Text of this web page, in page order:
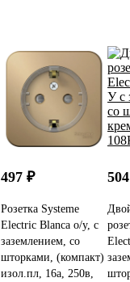
497 ₽
Розетка Systeme
Electric Blanca о/у, с
заземлением, со
шторками, (компакт)
изол.пл, 16а, 250в,